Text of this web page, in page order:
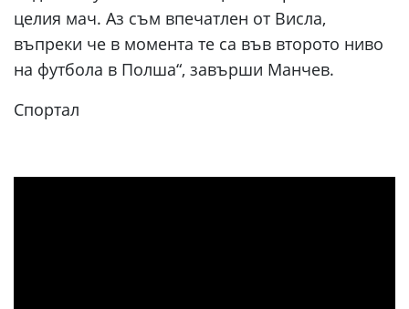
целия мач. Аз съм впечатлен от Висла,
въпреки че в момента те са във второто ниво
на футбола в Полша“, завърши Манчев.
Спортал